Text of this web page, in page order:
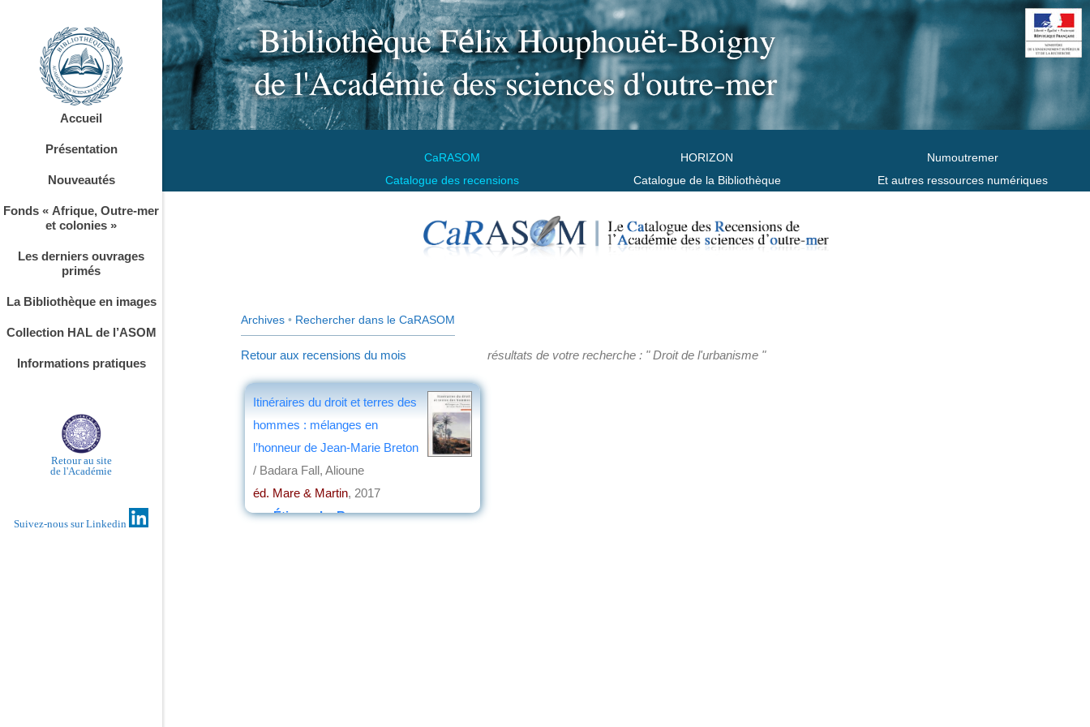
CaRASOM
Catalogue des recensions
HORIZON
Catalogue de la Bibliothèque
Numoutremer
Et autres ressources numériques
Accueil
Présentation
Nouveautés
Fonds « Afrique, Outre-mer
et colonies »
Les derniers ouvrages
primés
La Bibliothèque en images
Collection HAL de l’ASOM
Informations pratiques
Retour au site
de l'Académie
Suivez-nous sur Linkedin
Archives • Rechercher dans le CaRASOM
Retour aux recensions du mois résultats de votre recherche : " Droit de l'urbanisme "
Itinéraires du droit et terres des
hommes : mélanges en
l’honneur de Jean-Marie Breton
/ Badara Fall, Alioune
éd. Mare & Martin, 2017
parÉtienne Le Roy